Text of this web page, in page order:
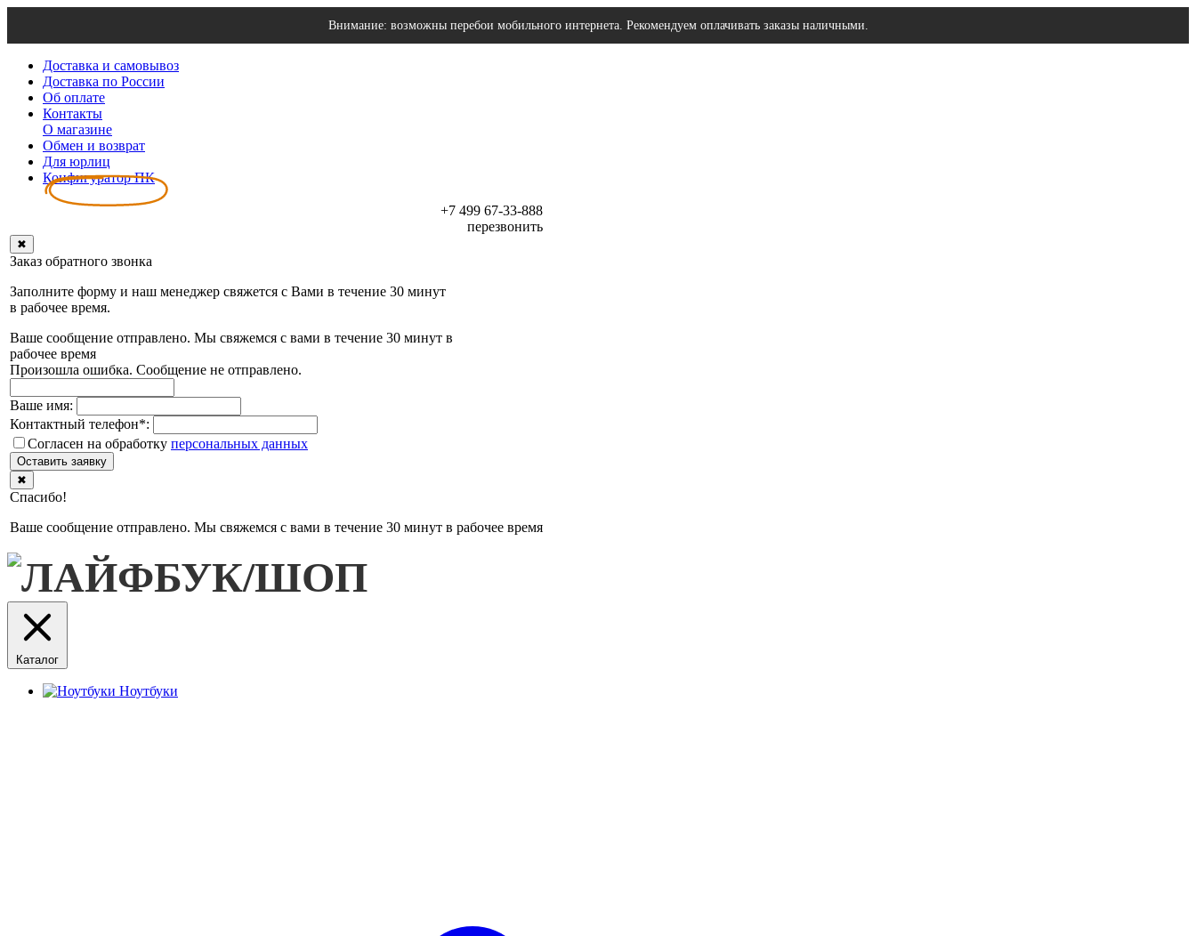
Внимание: возможны перебои мобильного интернета. Рекомендуем оплачивать заказы наличными.
Доставка и самовывоз
Доставка по России
Об оплате
Контакты
О магазине
Обмен и возврат
Для юрлиц
Конфигуратор ПК
+7 499 67-33-888
перезвонить
✖
Заказ обратного звонка
Заполните форму и наш менеджер свяжется с Вами в течение 30 минут
в рабочее время.
Ваше сообщение отправлено. Мы свяжемся с вами в течение 30 минут в
рабочее время
Произошла ошибка. Сообщение не отправлено.
Ваше имя:
Контактный телефон*:
Согласен на обработку персональныx данных
Оставить заявку
✖
Спасибо!
Ваше сообщение отправлено. Мы свяжемся с вами в течение 30 минут в рабочее время
Каталог
Ноутбуки